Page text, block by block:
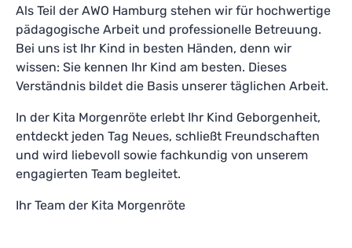
Als Teil der AWO Hamburg stehen wir für hochwertige
pädagogische Arbeit und professionelle Betreuung.
Bei uns ist Ihr Kind in besten Händen, denn wir
wissen: Sie kennen Ihr Kind am besten. Dieses
Verständnis bildet die Basis unserer täglichen Arbeit.
In der Kita Morgenröte erlebt Ihr Kind Geborgenheit,
entdeckt jeden Tag Neues, schließt Freundschaften
und wird liebevoll sowie fachkundig von unserem
engagierten Team begleitet.
Ihr Team der Kita Morgenröte